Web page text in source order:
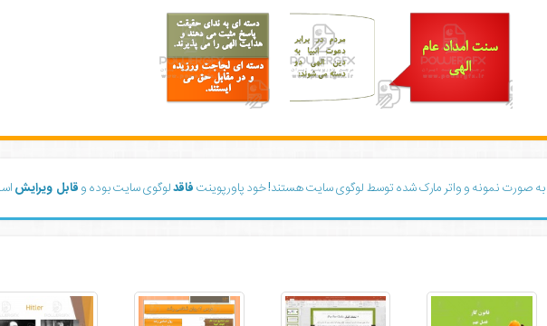
به صورت نمونه و واتر مارک شده توسط لوگوی سایت هستند! خود پاورپوینت فاقدلوگوی سایت بوده و قابل ویرایش